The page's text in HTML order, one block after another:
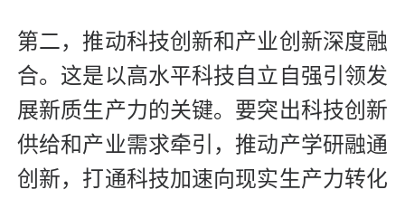
第二，推动科技创新和产业创新深度融
合。这是以高水平科技自立自强引领发
展新质生产力的关键。要突出科技创新
供给和产业需求牵引，推动产学研融通
创新，打通科技加速向现实生产力转化